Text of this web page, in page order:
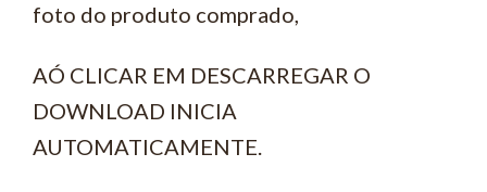
foto do produto comprado,
AÓ CLICAR EM DESCARREGAR O
DOWNLOAD INICIA
AUTOMATICAMENTE.